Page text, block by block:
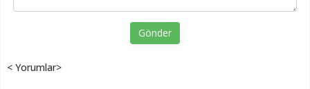
Gönder
< Yorumlar>